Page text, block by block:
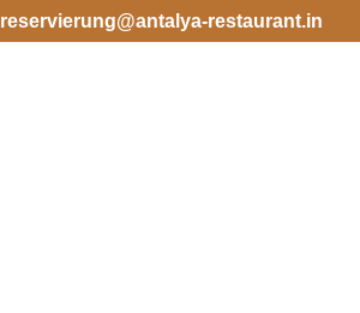
reservierung@antalya-restaurant.in